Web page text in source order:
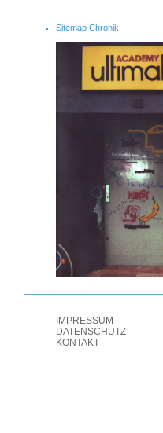
Sitemap Chronik
IMPRESSUM
DATENSCHUTZ
KONTAKT